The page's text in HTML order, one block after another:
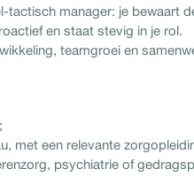
tactisch manager: je bewaart
en staat stevig in je rol.
teamgroei en
met een relevante
psychiatrie of